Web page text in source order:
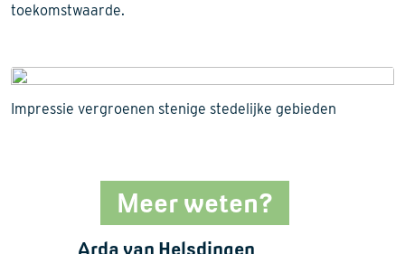
toekomstwaarde.
Impressie vergroenen stenige stedelijke gebieden
Meer weten?
Arda van Helsdingen